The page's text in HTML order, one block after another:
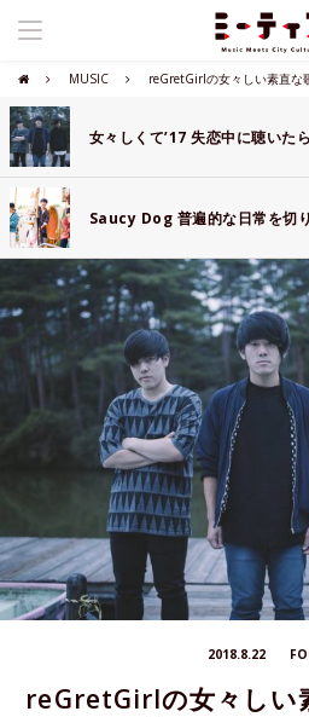
MUSIC reGretGirlの女々しい素直な
女々しくて’17 失恋中に聴い
Saucy Dog 普遍的な日常を切
2018.8.22
reGretGirlの女々しい